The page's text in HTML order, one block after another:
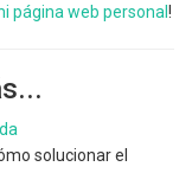
página web personal !
solucionar el